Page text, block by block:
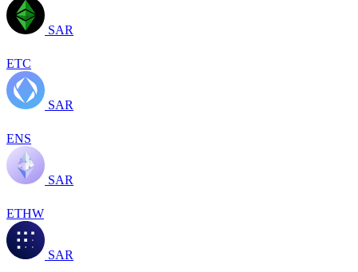
SAR
ETC
SAR
ENS
SAR
ETHW
SAR